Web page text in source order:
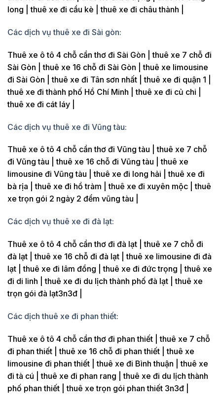
long | thuê xe đi cầu kè | thuê xe đi châu thành |
Các dịch vụ thuê xe đi Sài gòn:
Thuê xe ô tô 4 chỗ cần thơ đi Sài Gòn | thuê xe 7 chỗ đi
Sài Gòn | thuê xe 16 chỗ đi Sài Gòn | thuê xe limousine
đi Sài Gòn | thuê xe đi Tân sơn nhất | thuê xe đi quận 1 |
thuê xe đi thành phố Hồ Chí Minh | thuê xe đi củ chi |
thuê xe đi cát láy |
Các dịch vụ thuê xe đi Vũng tàu:
Thuê xe ô tô 4 chỗ cần thơ đi Vũng tàu | thuê xe 7 chỗ
đi Vũng tàu | thuê xe 16 chỗ đi Vũng tàu | thuê xe
limousine đi Vũng tàu | thuê xe đi long hải | thuê xe đi
bà rịa | thuê xe đi hồ tràm | thuê xe đi xuyên mộc | thuê
xe trọn gói 2 ngày 2 đểm vũng tàu |
Các dịch vụ thuê xe đi đà lạt:
Thuê xe ô tô 4 chỗ cần thơ đi đà lạt | thuê xe 7 chỗ đi
đà lạt | thuê xe 16 chỗ đi đà lạt | thuê xe limousine đi đà
lạt | thuê xe đi lâm đồng | thuê xe đi đức trọng | thuê xe
đi di linh | thuê xe đi du lịch thành phố đà lạt | thuê xe
trọn gói đà lạt3n3đ |
Các dịch thuê xe đi phan thiết:
Thuê xe ô tô 4 chỗ cần thơ đi phan thiết | thuê xe 7 chỗ
đi phan thiết | thuê xe 16 chỗ đi phan thiết | thuê xe
limousine đi phan thiết | thuê xe đi Bình thuận | thuê xe
đi tà cú | thuê xe đi phan rang | thuê xe đi du lịch thành
phố phan thiết | thuê xe trọn gói phan thiết 3n3đ |